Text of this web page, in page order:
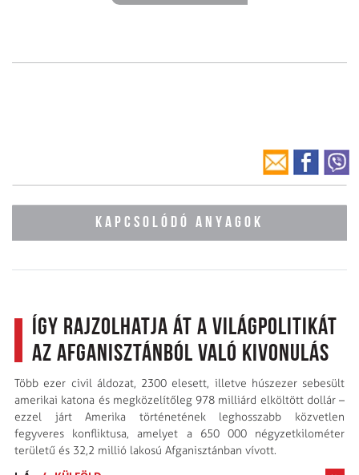
KAPCSOLÓDÓ ANYAGOK
Így rajzolhatja át a világpolitikát
az Afganisztánból való kivonulás
Több ezer civil áldozat, 2300 elesett, illetve húszezer sebesült
amerikai katona és megközelítőleg 978 milliárd elköltött dollár –
ezzel járt Amerika történetének leg­hosszabb közvetlen
fegyveres konfliktusa, amelyet a 650 000 négyzetkilométer
területű és 32,2 millió lakosú Afganisztánban vívott.